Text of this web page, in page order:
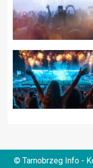
© Tarnobrzeg Info -